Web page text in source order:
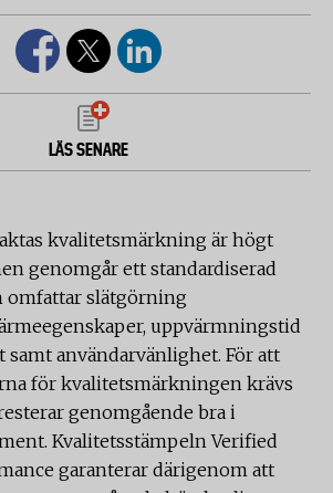
LÄS SENARE
kvalitetsmärkning är högt
genomgår ett standardiserad
omfattar slätgörning
uppvärmningstid
samt användarvänlighet. För att
för kvalitetsmärkningen krävs
genomgående bra i
Kvalitetsstämpeln Verified
garanterar därigenom att